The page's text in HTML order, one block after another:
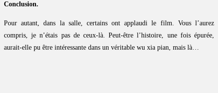
Conclusion.
Pour autant, dans la salle, certains ont applaudi le film. Vous l’aurez
compris, je n’étais pas de ceux-là. Peut-être l’histoire, une fois épurée,
aurait-elle pu être intéressante dans un véritable wu xia pian, mais là…